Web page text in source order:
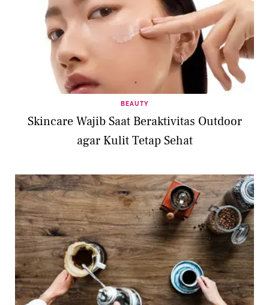
BEAUTY
Skincare Wajib Saat Beraktivitas Outdoor
agar Kulit Tetap Sehat